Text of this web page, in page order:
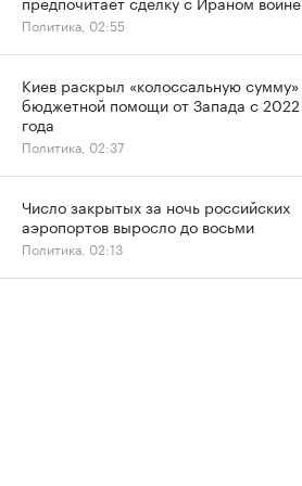
Политика, 02:55
Киев раскрыл «колоссальную сумму»
бюджетной помощи от Запада с 2022
года
Политика, 02:37
Число закрытых за ночь российских
аэропортов выросло до восьми
Политика, 02:13